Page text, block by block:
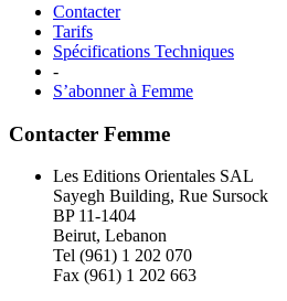
Contacter
Tarifs
Spécifications Techniques
-
S’abonner à Femme
Contacter Femme
Les Editions Orientales SAL
Sayegh Building, Rue Sursock
BP 11-1404
Beirut, Lebanon
Tel (961) 1 202 070
Fax (961) 1 202 663